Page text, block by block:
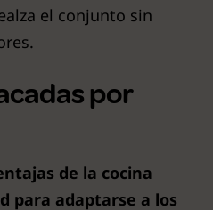
el conjunto sin
por
de la cocina
para adaptarse a los